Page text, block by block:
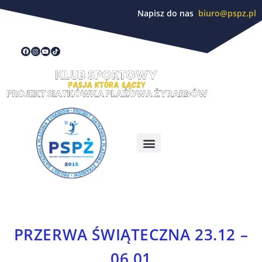
Napisz do nas biuro@pspz.pl
PRZERWA ŚWIĄTECZNA 23.12 –